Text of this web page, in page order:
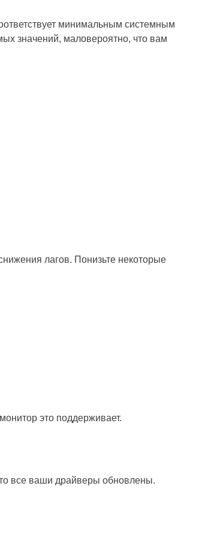
минимальным системным
значений, маловероятно, что вам
лагов. Понизьте некоторые
это поддерживает.
все ваши драйверы обновлены.